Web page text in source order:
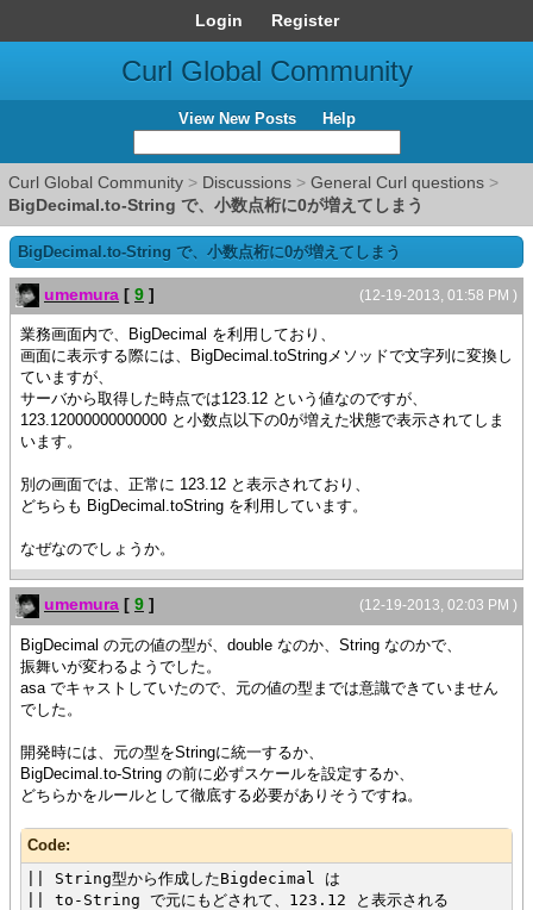
Login Register
Curl Global Community
View New Posts Help
Curl Global Community > Discussions > General Curl questions >
BigDecimal.to-String で、小数点桁に0が増えてしまう
BigDecimal.to-String で、小数点桁に0が増えてしまう
(12-19-2013, 01:58 PM )
umemura [ 9 ]
業務画面内で、BigDecimal を利用しており、
画面に表示する際には、BigDecimal.toStringメソッドで文字列に変換し
ていますが、
サーバから取得した時点では123.12 という値なのですが、
123.12000000000000 と小数点以下の0が増えた状態で表示されてしま
います。
別の画面では、正常に 123.12 と表示されており、
どちらも BigDecimal.toString を利用しています。
なぜなのでしょうか。
(12-19-2013, 02:03 PM )
umemura [ 9 ]
BigDecimal の元の値の型が、double なのか、String なのかで、
振舞いが変わるようでした。
asa でキャストしていたので、元の値の型までは意識できていません
でした。
開発時には、元の型をStringに統一するか、
BigDecimal.to-String の前に必ずスケールを設定するか、
どちらかをルールとして徹底する必要がありそうですね。
Code:
|| String型から作成したBigdecimal は
|| to-String で元にもどされて、123.12 と表示される